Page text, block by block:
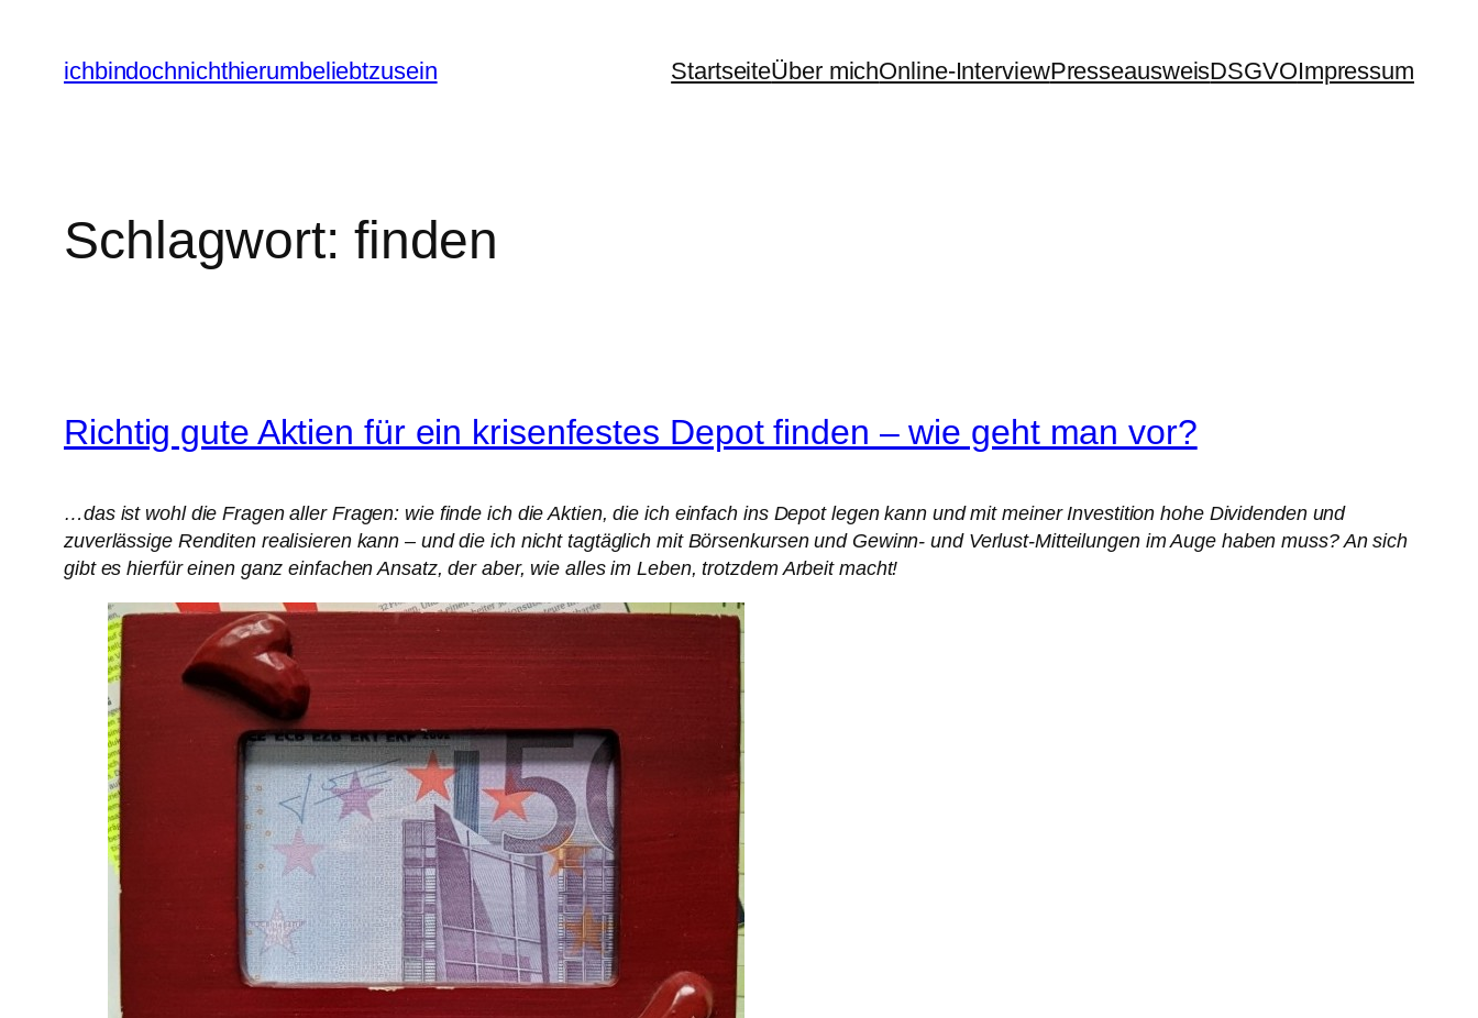
Inhalt
springen
ichbindochnichthierumbeliebtzusein StartseiteÜber michOnline-InterviewPresseausweisDSGVOImpressum
Schlagwort: finden
Richtig gute Aktien für ein krisenfestes Depot finden – wie geht man vor?
…das ist wohl die Fragen aller Fragen: wie finde ich die Aktien, die ich einfach ins Depot legen kann und mit meiner Investition hohe Dividenden und
zuverlässige Renditen realisieren kann – und die ich nicht tagtäglich mit Börsenkursen und Gewinn- und Verlust-Mitteilungen im Auge haben muss? An sich
gibt es hierfür einen ganz einfachen Ansatz, der aber, wie alles im Leben, trotzdem Arbeit macht!